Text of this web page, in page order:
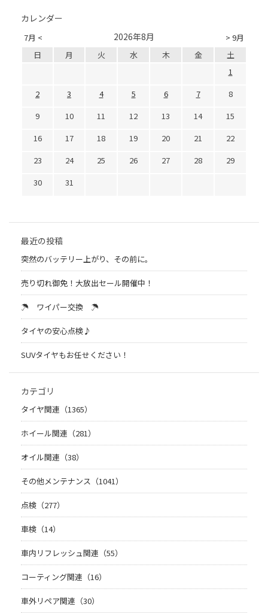
カレンダー
7月 < > 9月
2026年8月
日 月 火 水 木 金
土
1
2
3 4 5 6 7
8
9
10 11 12 13 14
15
16
17 18 19 20 21
22
23
24 25 26 27 28
29
30
31
最近の投稿
突然のバッテリー上がり、その前に。
売り切れ御免！大放出セール開催中！
☂ ワイパー交換 ☂
タイヤの安心点検♪
SUVタイヤもお任せください！
カテゴリ
タイヤ関連（1365）
ホイール関連（281）
オイル関連（38）
その他メンテナンス（1041）
点検（277）
車検（14）
車内リフレッシュ関連（55）
コーティング関連（16）
車外リペア関連（30）